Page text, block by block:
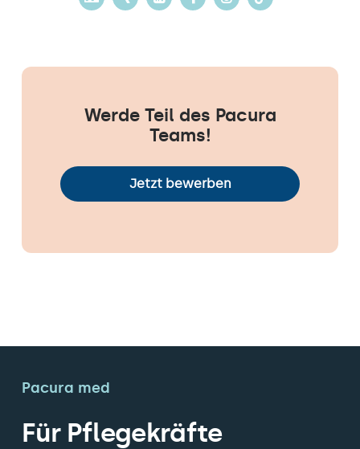
Werde Teil des Pacura
Teams!
Jetzt bewerben
Pacura med
Für Pflegekräfte